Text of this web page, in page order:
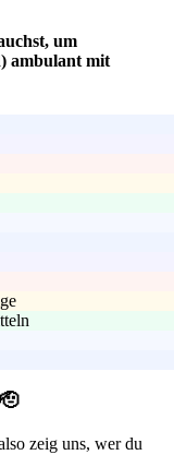
um
ambulant mit
zeig uns, wer du